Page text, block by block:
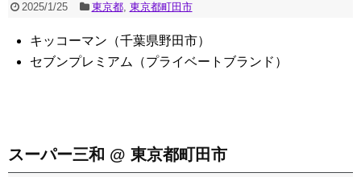
2025/1/25 東京都, 東京都町田市
キッコーマン（千葉県野田市）
セブンプレミアム（プライベートブランド）
スーパー三和 @ 東京都町田市